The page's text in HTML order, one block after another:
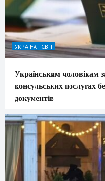
УКРАЇНА І СВІТ
Українським чоловікам
консульських послугах
документів